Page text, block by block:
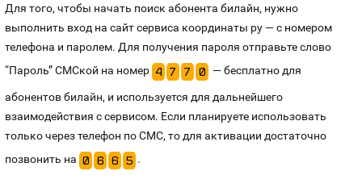
Для того, чтобы начать поиск абонента билайн, нужно
выполнить вход на сайт сервиса координаты ру — с номером
телефона и паролем. Для получения пароля отправьте слово
“Пароль” СМСкой на номер
4 7 7 0 — бесплатно для
абонентов билайн, и используется для дальнейшего
взаимодействия с сервисом. Если планируете использовать
только через телефон по СМС, то для активации достаточно
позвонить на
0 6 6 5 .